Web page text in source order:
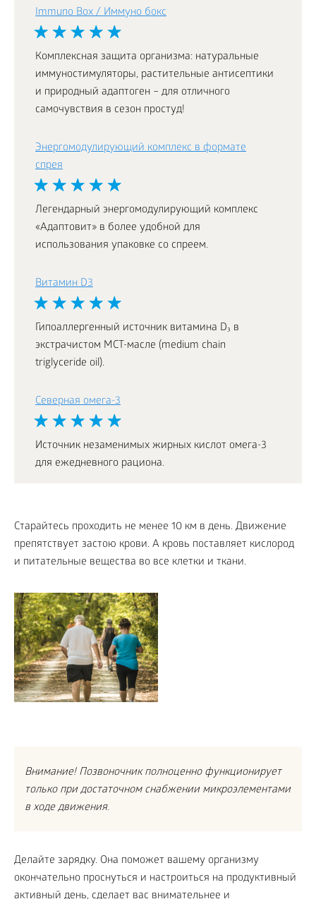
Immuno Box / Иммуно бокс
Комплексная защита организма: натуральные
иммуностимуляторы, растительные антисептики
и природный адаптоген – для отличного
самочувствия в сезон простуд!
Энергомодулирующий комплекс в формате
спрея
Легендарный энергомодулирующий комплекс
«Адаптовит» в более удобной для
использования упаковке со спреем.
Витамин D3
Гипоаллергенный источник витамина D₃ в
экстрачистом МСТ-масле (medium chain
triglyceride oil).
Северная омега-3
Источник незаменимых жирных кислот омега-3
для ежедневного рациона.
Старайтесь проходить не менее 10 км в день. Движение
препятствует застою крови. А кровь поставляет кислород
и питательные вещества во все клетки и ткани.
Внимание! Позвоночник полноценно функционирует
только при достаточном снабжении микроэлементами
в ходе движения.
Делайте зарядку. Она поможет вашему организму
окончательно проснуться и настроиться на продуктивный
активный день, сделает вас внимательнее и